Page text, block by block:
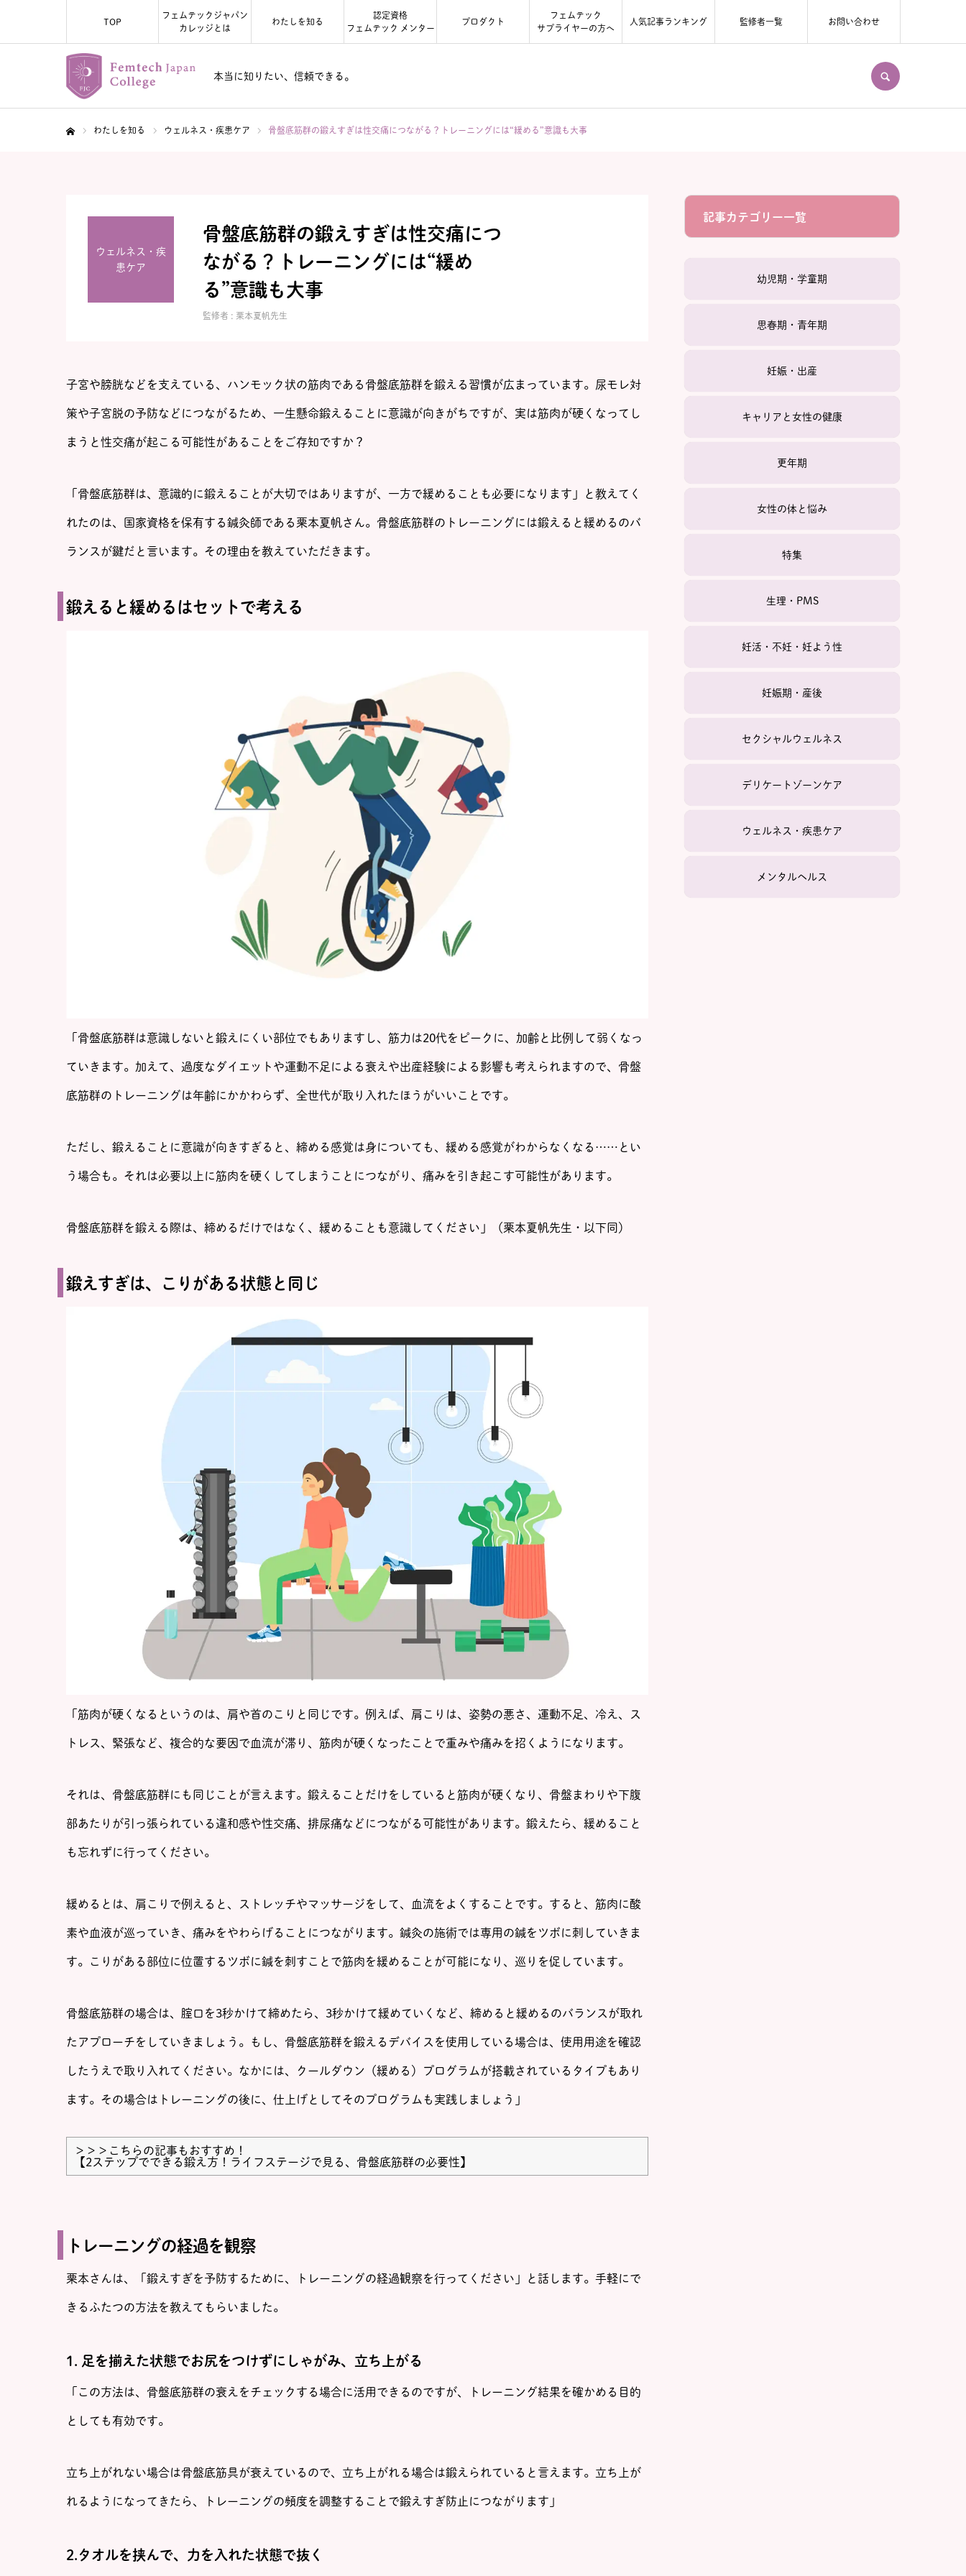
本当に知りたい、信頼できる。
TOP
フェムテックジャパン
カレッジとは
わたしを知る
認定資格
フェムテック メンター
プロダクト
フェムテック
サプライヤーの方へ
人気記事ランキング 監修者一覧 お問い合わせ
わたしを知る ウェルネス・疾患ケア 骨盤底筋群の鍛えすぎは性交痛につながる？トレーニングには“緩める”意識も大事
ウェルネス・疾
患ケア
骨盤底筋群の鍛えすぎは性交痛につ
ながる？トレーニングには“緩め
る”意識も大事
監修者 : 栗本夏帆先生
子宮や膀胱などを支えている、ハンモック状の筋肉である骨盤底筋群を鍛える習慣が広まっています。尿モレ対
策や子宮脱の予防などにつながるため、一生懸命鍛えることに意識が向きがちですが、実は筋肉が硬くなってし
まうと性交痛が起こる可能性があることをご存知ですか？
「骨盤底筋群は、意識的に鍛えることが大切ではありますが、一方で緩めることも必要になります」と教えてく
れたのは、国家資格を保有する鍼灸師である栗本夏帆さん。骨盤底筋群のトレーニングには鍛えると緩めるのバ
ランスが鍵だと言います。その理由を教えていただきます。
鍛えると緩めるはセットで考える
「骨盤底筋群は意識しないと鍛えにくい部位でもありますし、筋力は20代をピークに、加齢と比例して弱くなっ
ていきます。加えて、過度なダイエットや運動不足による衰えや出産経験による影響も考えられますので、骨盤
底筋群のトレーニングは年齢にかかわらず、全世代が取り入れたほうがいいことです。
ただし、鍛えることに意識が向きすぎると、締める感覚は身についても、緩める感覚がわからなくなる……とい
う場合も。それは必要以上に筋肉を硬くしてしまうことにつながり、痛みを引き起こす可能性があります。
骨盤底筋群を鍛える際は、締めるだけではなく、緩めることも意識してください」（栗本夏帆先生・以下同）
鍛えすぎは、こりがある状態と同じ
「筋肉が硬くなるというのは、肩や首のこりと同じです。例えば、肩こりは、姿勢の悪さ、運動不足、冷え、ス
トレス、緊張など、複合的な要因で血流が滞り、筋肉が硬くなったことで重みや痛みを招くようになります。
それは、骨盤底筋群にも同じことが言えます。鍛えることだけをしていると筋肉が硬くなり、骨盤まわりや下腹
部あたりが引っ張られている違和感や性交痛、排尿痛などにつながる可能性があります。鍛えたら、緩めること
も忘れずに行ってください。
緩めるとは、肩こりで例えると、ストレッチやマッサージをして、血流をよくすることです。すると、筋肉に酸
素や血液が巡っていき、痛みをやわらげることにつながります。鍼灸の施術では専用の鍼をツボに刺していきま
す。こりがある部位に位置するツボに鍼を刺すことで筋肉を緩めることが可能になり、巡りを促しています。
骨盤底筋群の場合は、腟口を3秒かけて締めたら、3秒かけて緩めていくなど、締めると緩めるのバランスが取れ
たアプローチをしていきましょう。もし、骨盤底筋群を鍛えるデバイスを使用している場合は、使用用途を確認
したうえで取り入れてください。なかには、クールダウン（緩める）プログラムが搭載されているタイプもあり
ます。その場合はトレーニングの後に、仕上げとしてそのプログラムも実践しましょう」
＞＞＞こちらの記事もおすすめ！
【2ステップでできる鍛え方！ライフステージで見る、骨盤底筋群の必要性】
トレーニングの経過を観察
栗本さんは、「鍛えすぎを予防するために、トレーニングの経過観察を行ってください」と話します。手軽にで
きるふたつの方法を教えてもらいました。
1. 足を揃えた状態でお尻をつけずにしゃがみ、立ち上がる
「この方法は、骨盤底筋群の衰えをチェックする場合に活用できるのですが、トレーニング結果を確かめる目的
としても有効です。
立ち上がれない場合は骨盤底筋具が衰えているので、立ち上がれる場合は鍛えられていると言えます。立ち上が
れるようになってきたら、トレーニングの頻度を調整することで鍛えすぎ防止につながります」
2.タオルを挟んで、力を入れた状態で抜く
記事カテゴリー一覧
幼児期・学童期
思春期・青年期
妊娠・出産
キャリアと女性の健康
更年期
女性の体と悩み
特集
生理・PMS
妊活・不妊・妊よう性
妊娠期・産後
セクシャルウェルネス
デリケートゾーンケア
ウェルネス・疾患ケア
メンタルヘルス